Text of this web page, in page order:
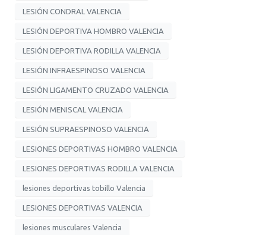
LESIÓN CONDRAL VALENCIA
LESIÓN DEPORTIVA HOMBRO VALENCIA
LESIÓN DEPORTIVA RODILLA VALENCIA
LESIÓN INFRAESPINOSO VALENCIA
LESIÓN LIGAMENTO CRUZADO VALENCIA
LESIÓN MENISCAL VALENCIA
LESIÓN SUPRAESPINOSO VALENCIA
LESIONES DEPORTIVAS HOMBRO VALENCIA
LESIONES DEPORTIVAS RODILLA VALENCIA
lesiones deportivas tobillo Valencia
LESIONES DEPORTIVAS VALENCIA
lesiones musculares Valencia